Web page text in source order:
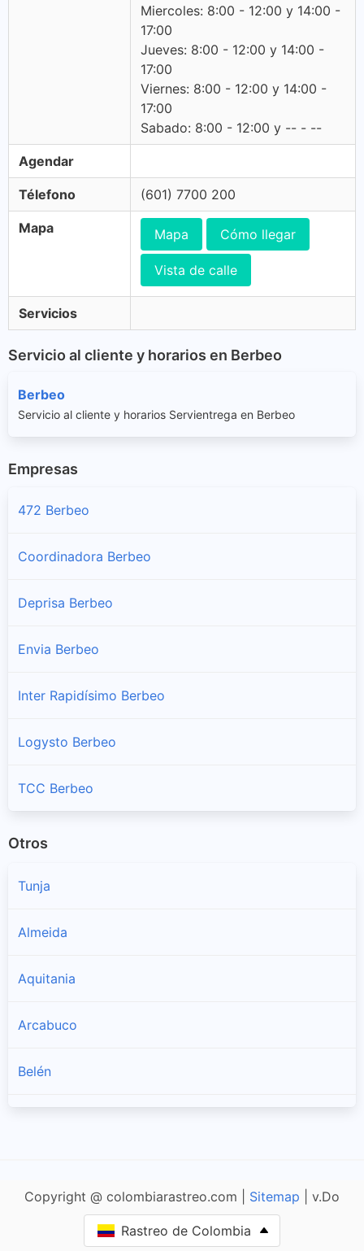
Miercoles: 8:00 - 12:00 y 14:00 -
17:00
Jueves: 8:00 - 12:00 y 14:00 -
17:00
Viernes: 8:00 - 12:00 y 14:00 -
17:00
Sabado: 8:00 - 12:00 y -- - --
Agendar
Télefono (601) 7700 200
Mapa Mapa Cómo llegar
Vista de calle
Servicios
Servicio al cliente y horarios en Berbeo
Berbeo
Servicio al cliente y horarios Servientrega en Berbeo
Empresas
472 Berbeo
Coordinadora Berbeo
Deprisa Berbeo
Envia Berbeo
Inter Rapidísimo Berbeo
Logysto Berbeo
TCC Berbeo
Otros
Tunja
Almeida
Aquitania
Arcabuco
Belén
Copyright @ colombiarastreo.com | Sitemap | v.Do
Rastreo de Colombia